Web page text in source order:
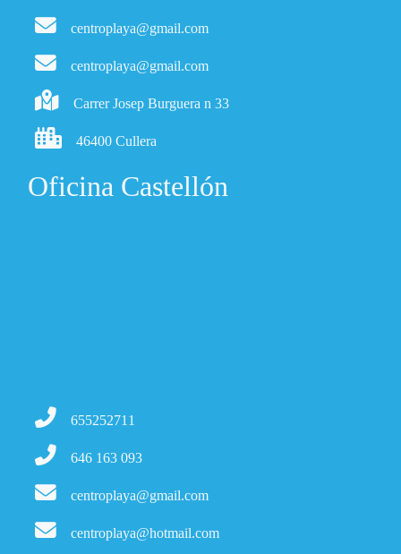
centroplaya@gmail.com
centroplaya@gmail.com
Carrer Josep Burguera n 33
46400 Cullera
Oficina Castellón
655252711
646 163 093
centroplaya@gmail.com
centroplaya@hotmail.com